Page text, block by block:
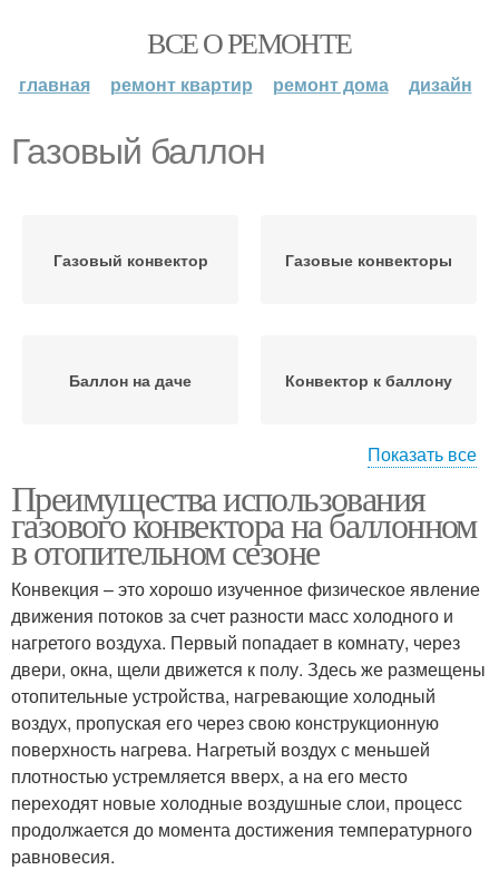
ВСЕ О РЕМОНТЕ
главная ремонт квартир ремонт дома дизайн
Газовый баллон
Газовый конвектор Газовые конвекторы
Баллон на даче Конвектор к баллону
Газовая колонка Газовые колонки
Колонка к баллону
Оборудования к
баллону
Показать все
Преимущества использования
газового конвектора на баллонном
в отопительном сезоне
Конвекция – это хорошо изученное физическое явление
движения потоков за счет разности масс холодного и
нагретого воздуха. Первый попадает в комнату, через
двери, окна, щели движется к полу. Здесь же размещены
отопительные устройства, нагревающие холодный
воздух, пропуская его через свою конструкционную
поверхность нагрева. Нагретый воздух с меньшей
плотностью устремляется вверх, а на его место
переходят новые холодные воздушные слои, процесс
продолжается до момента достижения температурного
равновесия.